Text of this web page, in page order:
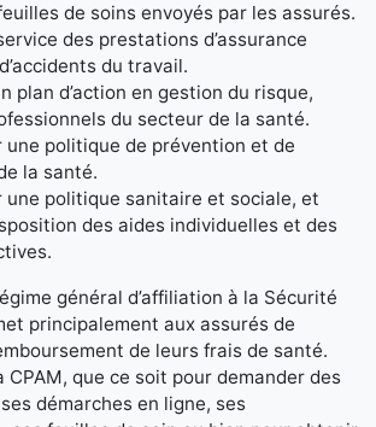
de soins envoyés par les assurés.
des prestations d’assurance
du travail.
plan d’action en gestion du risque,
du secteur de la santé.
une politique de prévention et de
la santé.
une politique sanitaire et sociale, et
des aides individuelles et des
général d’affiliation à la Sécurité
principalement aux assurés de
de leurs frais de santé.
CPAM, que ce soit pour demander des
démarches en ligne, ses